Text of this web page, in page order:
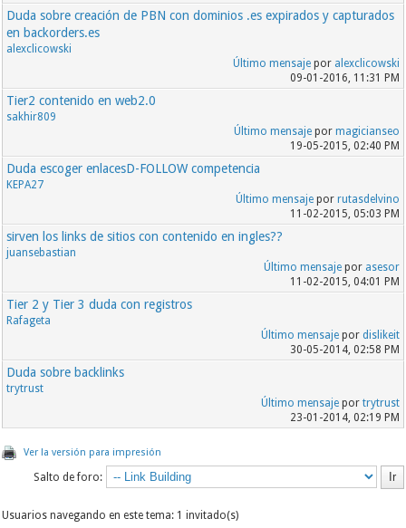
Duda sobre creación de PBN con dominios .es expirados y capturados
en backorders.es
alexclicowski
Último mensajepor alexclicowski
09-01-2016, 11:31 PM
Tier2 contenido en web2.0
sakhir809
Último mensajepor magicianseo
19-05-2015, 02:40 PM
Duda escoger enlacesD-FOLLOW competencia
KEPA27
Último mensajepor rutasdelvino
11-02-2015, 05:03 PM
sirven los links de sitios con contenido en ingles??
juansebastian
Último mensajepor asesor
11-02-2015, 04:01 PM
Tier 2 y Tier 3 duda con registros
Rafageta
Último mensajepor dislikeit
30-05-2014, 02:58 PM
Duda sobre backlinks
trytrust
Último mensajepor trytrust
23-01-2014, 02:19 PM
Ver la versión para impresión
Salto de foro:
Usuarios navegando en este tema: 1 invitado(s)